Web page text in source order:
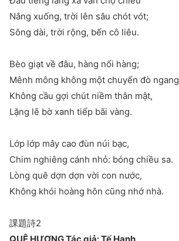
Nắng xuống, trời lên sâu chót vót;
Sông dài, trời rộng, bến cô liêu.
Bèo giạt về đâu, hàng nối hàng;
Mênh mông không một chuyến đò
Không cầu gợi chút niềm thân mật,
Lặng lẽ bờ xanh tiếp bãi vàng.
Lớp lớp mây cao đùn núi bạc,
Chim nghiêng cánh nhỏ: bóng chiều sa.
Lòng quê dợn dợn vời con nước,
Không khói hoàng hôn cũng nhớ nhà.
課題詩2